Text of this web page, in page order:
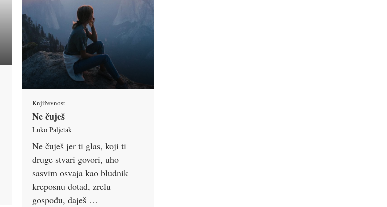
Književnost
Ne čuješ
Luko Paljetak
Ne čuješ jer ti glas, koji ti
druge stvari govori, uho
sasvim osvaja kao bludnik
kreposnu dotad, zrelu
gospođu, daješ …